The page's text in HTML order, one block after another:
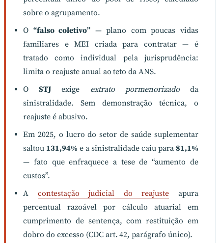
sobre o agrupamento.
O “falso coletivo” — plano com poucas vidas
familiares e MEI criada para contratar — é
tratado como individual pela jurisprudência:
limita o reajuste anual ao teto da ANS.
OSTJ exige extrato pormenorizadoda
sinistralidade. Sem demonstração técnica, o
reajuste é abusivo.
Em 2025, o lucro do setor de saúde suplementar
saltou 131,94% e a sinistralidade caiu para 81,1%
— fato que enfraquece a tese de “aumento de
custos”.
A contestação judicial do reajuste apura
percentual razoável por cálculo atuarial em
cumprimento de sentença, com restituição em
dobro do excesso (CDC art. 42, parágrafo único).